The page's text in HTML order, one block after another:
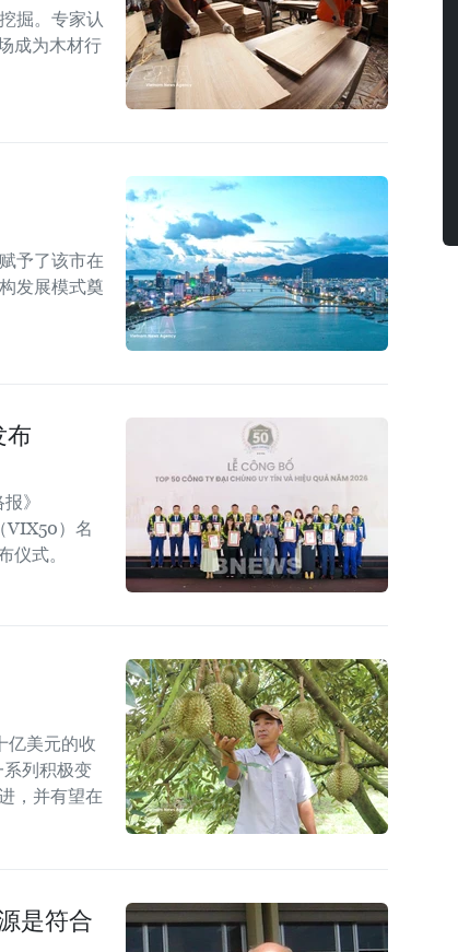
掘。专家认
成为木材行
予了该市在
发展模式奠
布
》
VIX50）名
仪式。
亿美元的收
列积极变
，并有望在
是符合